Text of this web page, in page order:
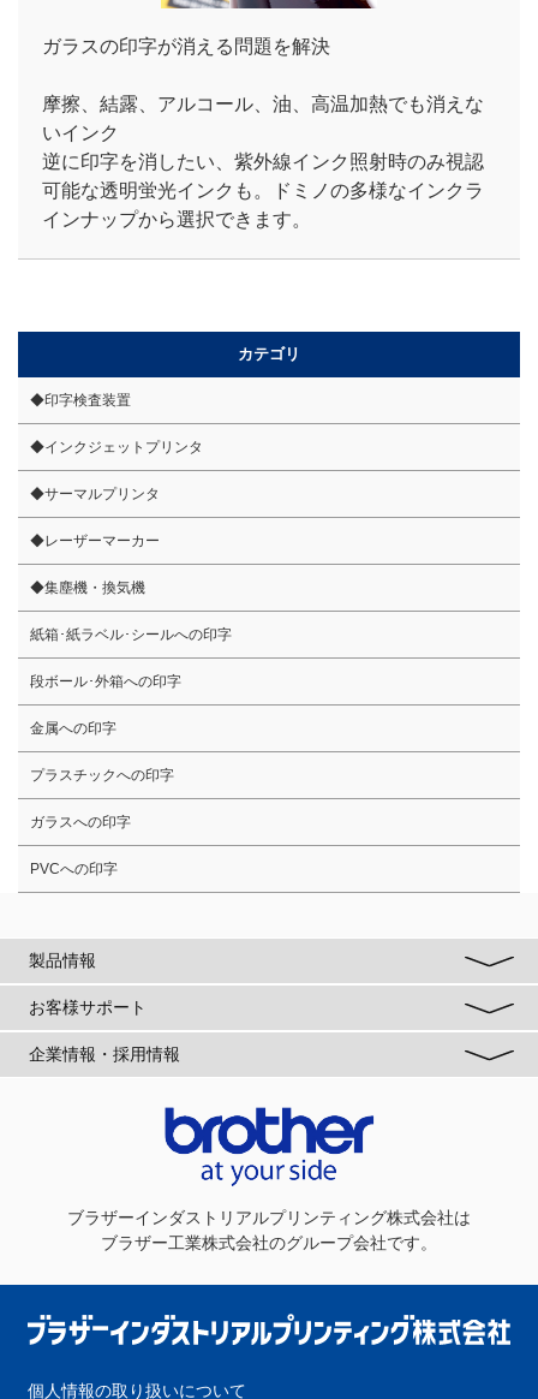
ガラスの印字が消える問題を解決
摩擦、結露、アルコール、油、高温加熱でも消えな
いインク
逆に印字を消したい、紫外線インク照射時のみ視認
可能な透明蛍光インクも。ドミノの多様なインクラ
インナップから選択できます。
カテゴリ
◆印字検査装置
◆インクジェットプリンタ
◆サーマルプリンタ
◆レーザーマーカー
◆集塵機・換気機
紙箱･紙ラベル･シールへの印字
段ボール･外箱への印字
金属への印字
プラスチックへの印字
ガラスへの印字
PVCへの印字
製品情報
お客様サポート
企業情報・採用情報
ブラザーインダストリアルプリンティング株式会社は
ブラザー工業株式会社のグループ会社です。
個人情報の取り扱いについて